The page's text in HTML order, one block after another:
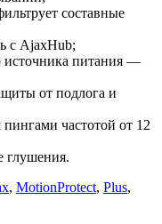
составные
с AjaxHub;
источника питания —
от подлога и
пингами частотой от 12
глушения.
, MotionProtect, Plus,